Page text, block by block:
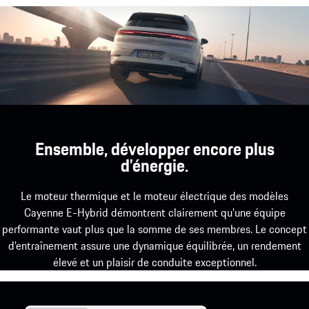
route.
Ensemble, développer encore plus
d’énergie.
Le moteur thermique et le moteur électrique des modèles
Cayenne E-Hybrid démontrent clairement qu’une équipe
performante vaut plus que la somme de ses membres. Le concept
d’entraînement assure une dynamique équilibrée, un rendement
élevé et un plaisir de conduite exceptionnel.